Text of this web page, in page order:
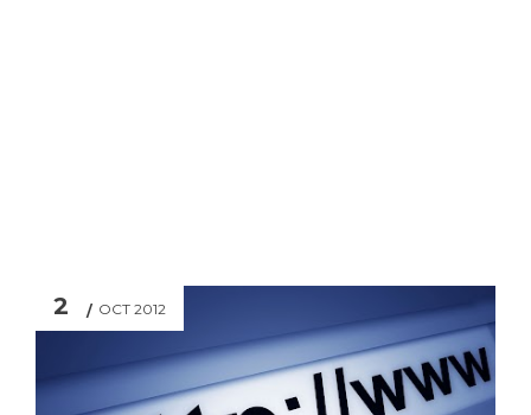
2 OCT 2012